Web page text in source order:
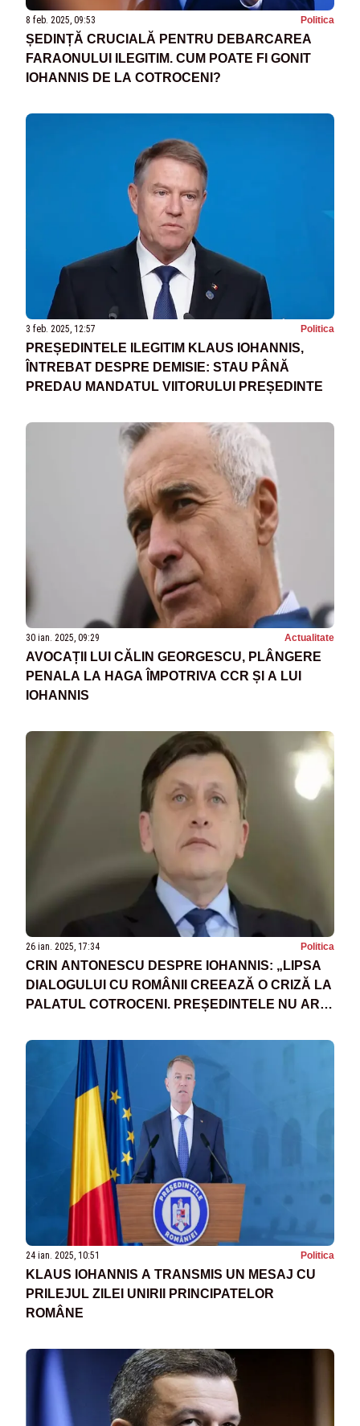
8 feb. 2025, 09:53 Politica
ȘEDINȚĂ CRUCIALĂ PENTRU DEBARCAREA
FARAONULUI ILEGITIM. CUM POATE FI GONIT
IOHANNIS DE LA COTROCENI?
3 feb. 2025, 12:57 Politica
PREȘEDINTELE ILEGITIM KLAUS IOHANNIS,
ÎNTREBAT DESPRE DEMISIE: STAU PÂNĂ
PREDAU MANDATUL VIITORULUI PREȘEDINTE
30 ian. 2025, 09:29 Actualitate
AVOCAȚII LUI CĂLIN GEORGESCU, PLÂNGERE
PENALA LA HAGA ÎMPOTRIVA CCR ȘI A LUI
IOHANNIS
26 ian. 2025, 17:34 Politica
CRIN ANTONESCU DESPRE IOHANNIS: „LIPSA
DIALOGULUI CU ROMÂNII CREEAZĂ O CRIZĂ LA
PALATUL COTROCENI. PREȘEDINTELE NU ARE
24 ian. 2025, 10:51 Politica
KLAUS IOHANNIS A TRANSMIS UN MESAJ CU
PRILEJUL ZILEI UNIRII PRINCIPATELOR
ROMÂNE